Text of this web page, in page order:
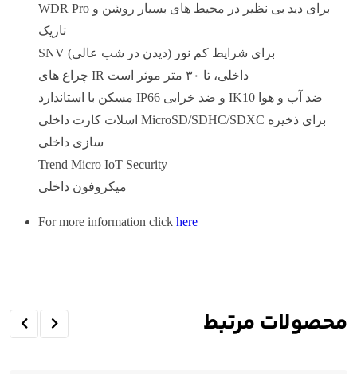
WDR Pro برای دید بی نظیر در محیط های بسیار روشن و
تاریک
SNV (دیدن در شب عالی) برای شرایط کم نور
چراغ های IR داخلی، تا ۳۰ متر موثر است
مسکن با استاندارد IP66 و ضد خرابی IK10 ضد آب و هوا
اسلات کارت داخلی MicroSD/SDHC/SDXC برای ذخیره
سازی داخلی
Trend Micro IoT Security
میکروفون داخلی
For more information click here
محصولات مرتبط